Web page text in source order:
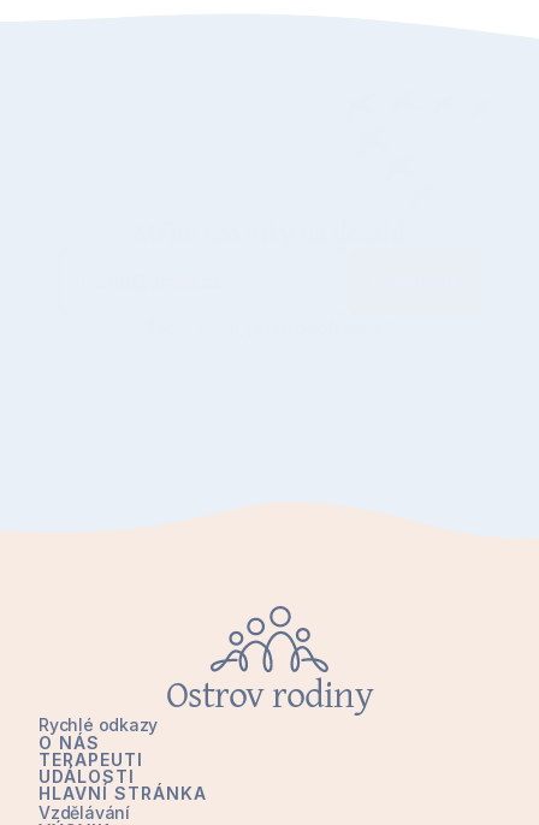
Ostrov rodiny
Rychlé odkazy
O NÁS
TERAPEUTI
UDÁLOSTI
HLAVNÍ STRÁNKA
Vzdělávání